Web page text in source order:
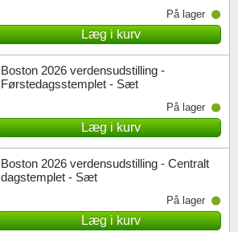
På lager
Læg i kurv
Boston 2026 verdensudstilling -
Førstedagsstemplet - Sæt
På lager
Læg i kurv
Boston 2026 verdensudstilling - Centralt
dagstemplet - Sæt
På lager
Læg i kurv